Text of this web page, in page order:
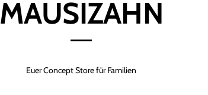
MAUSIZAHN
Euer Concept Store für Familien